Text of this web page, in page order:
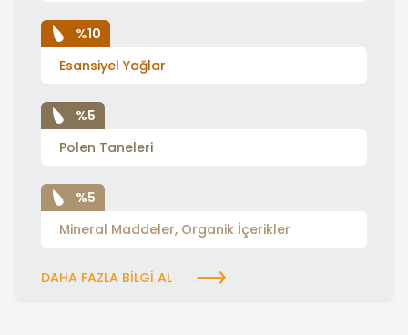
%10
Esansiyel Yağlar
%5
Polen Taneleri
%5
Mineral Maddeler, Organik İçerikler
DAHA FAZLA BILGI AL